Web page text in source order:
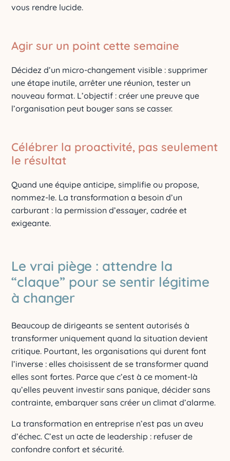
vous rendre lucide.
Agir sur un point cette semaine
Décidez d’un micro-changement visible : supprimer
une étape inutile, arrêter une réunion, tester un
nouveau format. L’objectif : créer une preuve que
l’organisation peut bouger sans se casser.
Célébrer la proactivité, pas seulement
le résultat
Quand une équipe anticipe, simplifie ou propose,
nommez-le. La transformation a besoin d’un
carburant : la permission d’essayer, cadrée et
exigeante.
Le vrai piège : attendre la
“claque” pour se sentir légitime
à changer
Beaucoup de dirigeants se sentent autorisés à
transformer uniquement quand la situation devient
critique. Pourtant, les organisations qui durent font
l’inverse : elles choisissent de se transformer quand
elles sont fortes. Parce que c’est à ce moment-là
qu’elles peuvent investir sans panique, décider sans
contrainte, embarquer sans créer un climat d’alarme.
La transformation en entreprise n’est pas un aveu
d’échec. C’est un acte de leadership : refuser de
confondre confort et sécurité.